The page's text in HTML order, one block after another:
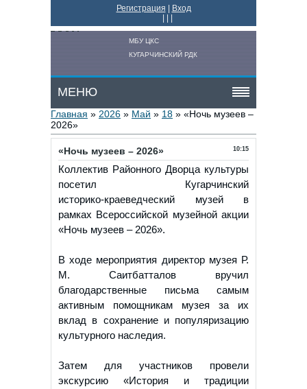
Регистрация
Вход
МБУ ЦКС
КУГАРЧИНСКИЙ РДК
МЕНЮ
Главная » 2026 » Май » 18 » «Ночь музеев –
2026»
10:15
«Ночь музеев – 2026»
Коллектив Районного Дворца культуры
посетил Кугарчинский
историко‑краеведческий музей в
рамках Всероссийской музейной акции
«Ночь музеев – 2026».
В ходе мероприятия директор музея Р.
М. Саитбатталов вручил
благодарственные письма самым
активным помощникам музея за их
вклад в сохранение и популяризацию
культурного наследия.
Затем для участников провели
экскурсию «История и традиции